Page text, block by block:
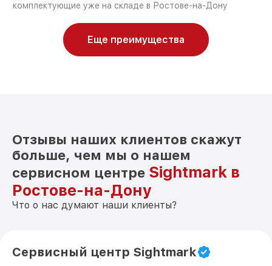
комплектующие уже на складе в Ростове-на-Дону
Еще преимущества
Отзывы наших клиентов скажут
больше, чем мы о нашем
сервисном центре Sightmark в
Ростове-на-Дону
Что о нас думают наши клиенты?
Сервисный центр Sightmark